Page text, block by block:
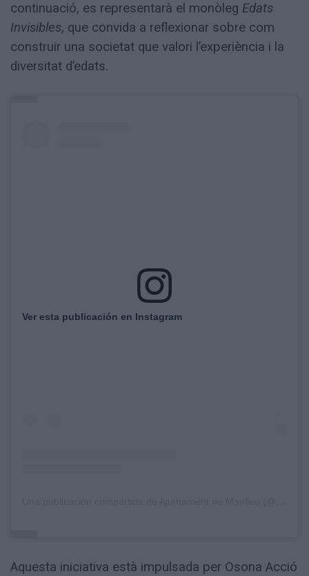
continuació, es representarà el monòleg Edats
Invisibles, que convida a reflexionar sobre com
construir una societat que valori l’experiència i la
diversitat d’edats.
Ver esta publicación en Instagram
Aquesta iniciativa està impulsada per Osona Acció